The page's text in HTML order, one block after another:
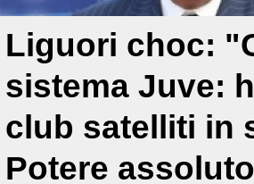
Liguori choc:
sistema Juve:
club satelliti in
Potere